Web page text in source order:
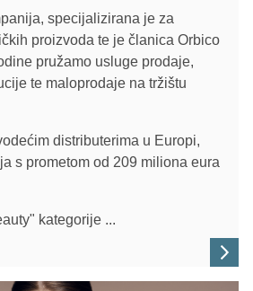
specijalizirana je za
proizvoda te je članica Orbico
pružamo usluge prodaje,
te maloprodaje na tržištu
distributerima u Europi,
s prometom od 209 miliona eura
kategorije ...